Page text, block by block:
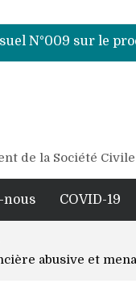
N°010 sur le
N°009 sur le
N°008 sur le
N° 012 sur le
de la Société Civile
nous COVID-19
abusive et